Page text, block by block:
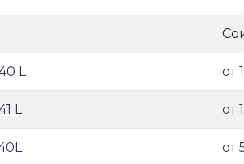
L от
L от
от